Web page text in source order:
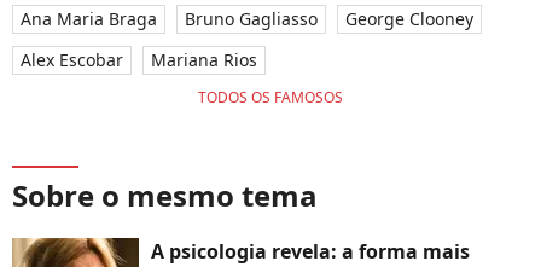
Ana Maria Braga
Bruno Gagliasso
George Clooney
Alex Escobar
Mariana Rios
TODOS OS FAMOSOS
Sobre o mesmo tema
A psicologia revela: a forma mais